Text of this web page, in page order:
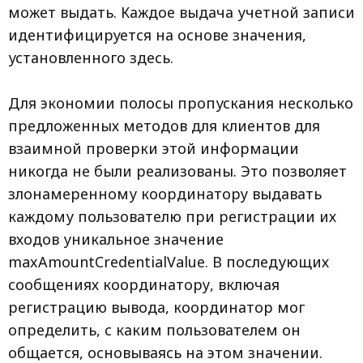
может выдать. Каждое выдача учетной записи
идентифицируется на основе значения,
установленного здесь.
Для экономии полосы пропускания несколько
предложенных методов для клиентов для
взаимной проверки этой информации
никогда не были реализованы. Это позволяет
злонамеренному координатору выдавать
каждому пользователю при регистрации их
входов уникальное значение
maxAmountCredentialValue. В последующих
сообщениях координатору, включая
регистрацию вывода, координатор мог
определить, с каким пользователем он
общается, основываясь на этом значении.